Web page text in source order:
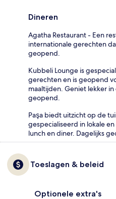
Dineren
Agatha Restaurant - Een
internationale gerechten
geopend.
Kubbeli Lounge is
gerechten en is geopend
maaltijden. Geniet lekker
geopend.
Paşa biedt uitzicht op de
gespecialiseerd in lokale
lunch en diner. Dagelijks
Toeslagen & beleid
Optionele extra's